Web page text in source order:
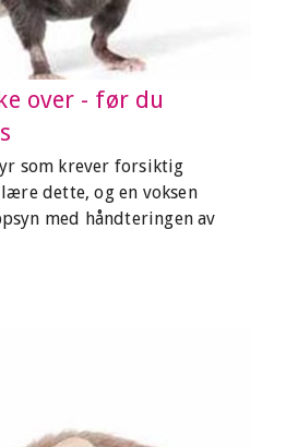
over - før du
som krever forsiktig
dette, og en voksen
med håndteringen av